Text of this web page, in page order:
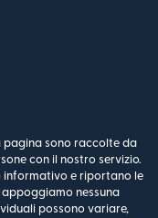
pagina sono raccolte da
con il nostro servizio.
informativo e riportano le
nessuna
possono variare,